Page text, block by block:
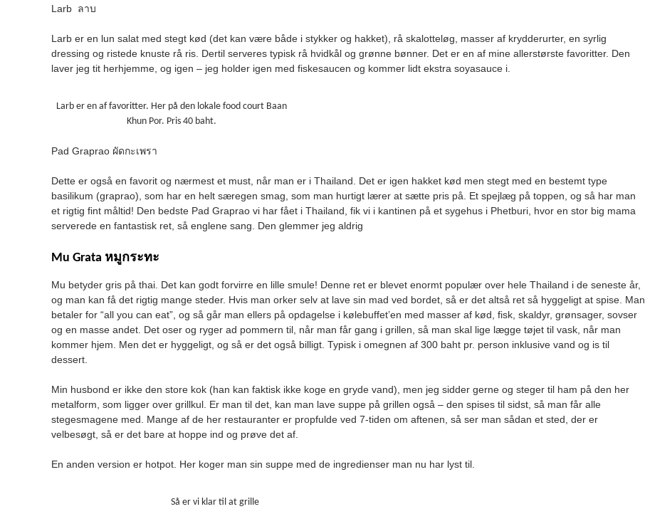
Larb ลาบ
Larb er en lun salat med stegt kød (det kan være både i stykker og hakket), rå skalotteløg, masser af krydderurter, en syrlig
dressing og ristede knuste rå ris. Dertil serveres typisk rå hvidkål og grønne bønner. Det er en af mine allerstørste favoritter. Den
laver jeg tit herhjemme, og igen – jeg holder igen med fiskesaucen og kommer lidt ekstra soyasauce i.
Larb er en af favoritter. Her på den lokale food court Baan
Khun Por. Pris 40 baht.
Pad Graprao ผัดกะเพรา
Dette er også en favorit og nærmest et must, når man er i Thailand. Det er igen hakket kød men stegt med en bestemt type
basilikum (graprao), som har en helt særegen smag, som man hurtigt lærer at sætte pris på. Et spejlæg på toppen, og så har man
et rigtig fint måltid! Den bedste Pad Graprao vi har fået i Thailand, fik vi i kantinen på et sygehus i Phetburi, hvor en stor big mama
serverede en fantastisk ret, så englene sang. Den glemmer jeg aldrig
Mu Grata หมูกระทะ
Mu betyder gris på thai. Det kan godt forvirre en lille smule! Denne ret er blevet enormt populær over hele Thailand i de seneste år,
og man kan få det rigtig mange steder. Hvis man orker selv at lave sin mad ved bordet, så er det altså ret så hyggeligt at spise. Man
betaler for “all you can eat”, og så går man ellers på opdagelse i kølebuffet’en med masser af kød, fisk, skaldyr, grønsager, sovser
og en masse andet. Det oser og ryger ad pommern til, når man får gang i grillen, så man skal lige lægge tøjet til vask, når man
kommer hjem. Men det er hyggeligt, og så er det også billigt. Typisk i omegnen af 300 baht pr. person inklusive vand og is til
dessert.
Min husbond er ikke den store kok (han kan faktisk ikke koge en gryde vand), men jeg sidder gerne og steger til ham på den her
metalform, som ligger over grillkul. Er man til det, kan man lave suppe på grillen også – den spises til sidst, så man får alle
stegesmagene med. Mange af de her restauranter er propfulde ved 7-tiden om aftenen, så ser man sådan et sted, der er
velbesøgt, så er det bare at hoppe ind og prøve det af.
En anden version er hotpot. Her koger man sin suppe med de ingredienser man nu har lyst til.
Så er vi klar til at grille